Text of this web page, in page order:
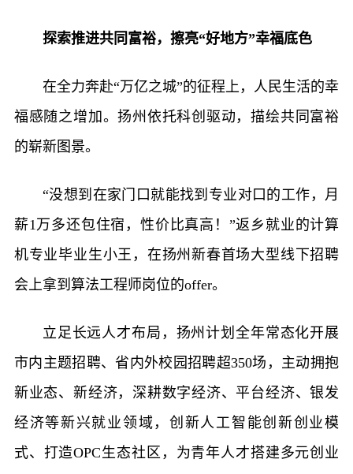
探索推进共同富裕，擦亮“好地方”幸福底色
在全力奔赴“万亿之城”的征程上，人民生活的幸
福感随之增加。扬州依托科创驱动，描绘共同富裕
的崭新图景。
“没想到在家门口就能找到专业对口的工作，月
薪1万多还包住宿，性价比真高！”返乡就业的计算
机专业毕业生小王，在扬州新春首场大型线下招聘
会上拿到算法工程师岗位的offer。
立足长远人才布局，扬州计划全年常态化开展
市内主题招聘、省内外校园招聘超350场，主动拥抱
新业态、新经济，深耕数字经济、平台经济、银发
经济等新兴就业领域，创新人工智能创新创业模
式、打造OPC生态社区，为青年人才搭建多元创业